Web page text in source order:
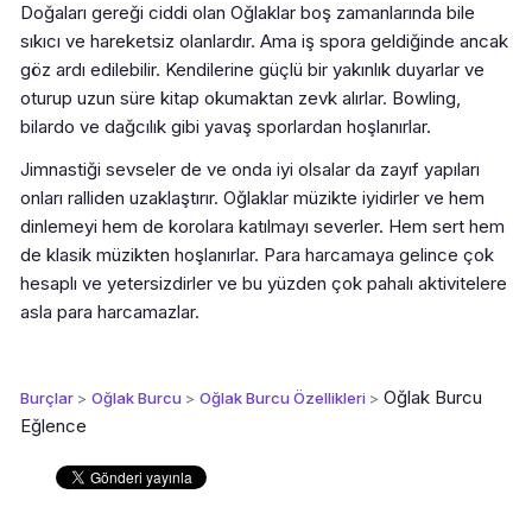
Doğaları gereği ciddi olan Oğlaklar boş zamanlarında bile
sıkıcı ve hareketsiz olanlardır. Ama iş spora geldiğinde ancak
göz ardı edilebilir. Kendilerine güçlü bir yakınlık duyarlar ve
oturup uzun süre kitap okumaktan zevk alırlar. Bowling,
bilardo ve dağcılık gibi yavaş sporlardan hoşlanırlar.
Jimnastiği sevseler de ve onda iyi olsalar da zayıf yapıları
onları ralliden uzaklaştırır. Oğlaklar müzikte iyidirler ve hem
dinlemeyi hem de korolara katılmayı severler. Hem sert hem
de klasik müzikten hoşlanırlar. Para harcamaya gelince çok
hesaplı ve yetersizdirler ve bu yüzden çok pahalı aktivitelere
asla para harcamazlar.
Burçlar > Oğlak Burcu > Oğlak Burcu Özellikleri > Oğlak Burcu
Eğlence